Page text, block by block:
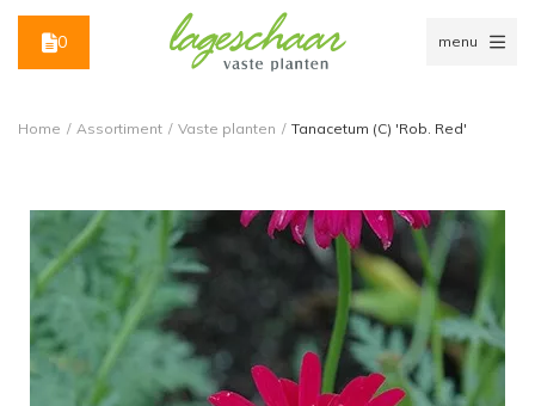
0 menu
Home / Assortiment / Vaste planten / Tanacetum (C) 'Rob. Red'